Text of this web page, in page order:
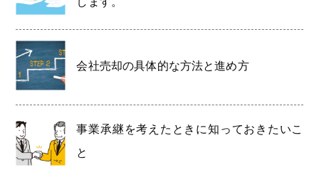
会社売却の具体的な方法と進め方
事業承継を考えたときに知っておきたいこ
と